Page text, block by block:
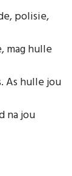
polisie,
mag hulle
As hulle jou
na jou